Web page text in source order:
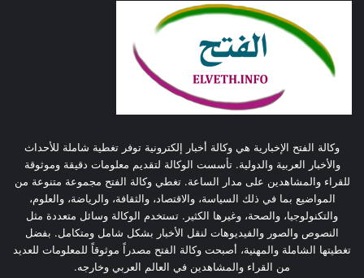
وكالة الفتح الإخبارية هي وكالة أخبار إلكترونية توفر تغطية شاملة للأحداث
والأخبار العربية والدولية. تأسست الوكالة لتقديم معلومات دقيقة وموثوقة
للقراء والمشاهدين على مدار الساعة. تغطي وكالة الفتح مجموعة متنوعة من
المواضيع بما في ذلك السياسة، والاقتصاد، والثقافة، والرياضة، والعلوم،
والتكنولوجيا، والصحة، وغيرها الكثير. تستخدم الوكالة وسائل متعددة مثل
النصوص والصور والفيديوهات لنقل الأخبار بشكل شامل ومتكامل. بفضل
تغطيتها الشاملة والمهنية، أصبحت وكالة الفتح مصدراً موثوقاً للمعلومات للعديد
من القراء والمشاهدين في العالم العربي وخارجه.